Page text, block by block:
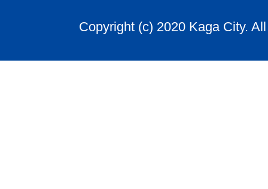
Copyright (c) 2020 Kaga City.